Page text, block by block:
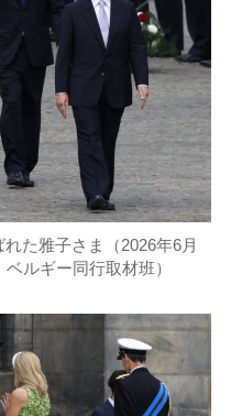
た雅子さま（2026年6月
ルギー同行取材班）